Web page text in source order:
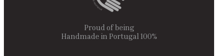
Proud of being
100% Handmade in Portugal